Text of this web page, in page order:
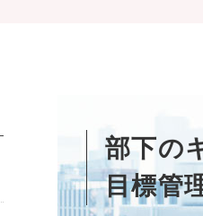
部下の
目標管